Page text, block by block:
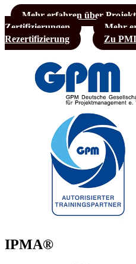
Mehr erfahren über
Zertifizierungen
Mehr
Rezertifizierung
Zu
IPMA®